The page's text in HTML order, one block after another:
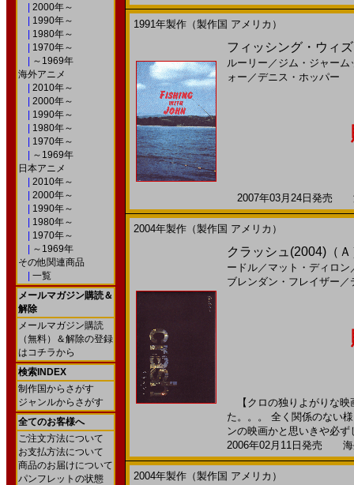
2000年～
1990年～
1980年～
1970年～
～1969年
海外アニメ
2010年～
2000年～
1990年～
1980年～
1970年～
～1969年
日本アニメ
2010年～
2000年～
1990年～
1980年～
1970年～
～1969年
その他関連商品
一覧
メールマガジン購読＆
解除
メールマガジン購読
（無料）＆解除の登録
はコチラから
検索INDEX
制作国からさがす
ジャンルからさがす
全てのお客様へ
ご注文方法について
お支払方法について
商品のお届けについて
パンフレットの状態
1991年製作（製作国 アメリカ）
フィッシング・ウィ
ルーリー ／ ジム・ジャーム
ォー ／デニス・ホッパー
2007年03月24日発売
2004年製作（製作国 アメリカ）
クラッシュ(2004)（
ードル／ マット・ディロン
ブレンダン・フレイザー ／
【クロの独りよがりな映
た。。。 全く関係のない
ンの映画かと思いきや必
2006年02月11日発売 海
2004年製作（製作国 アメリカ）